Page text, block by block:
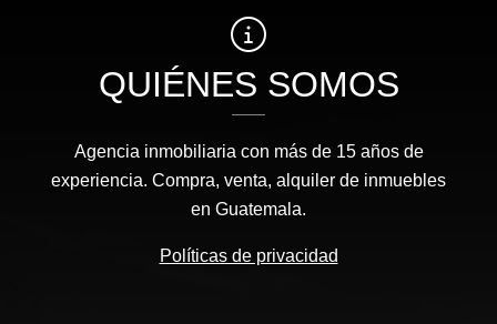
QUIÉNES SOMOS
Agencia inmobiliaria con más de 15 años de
experiencia. Compra, venta, alquiler de inmuebles
en Guatemala.
Políticas de privacidad